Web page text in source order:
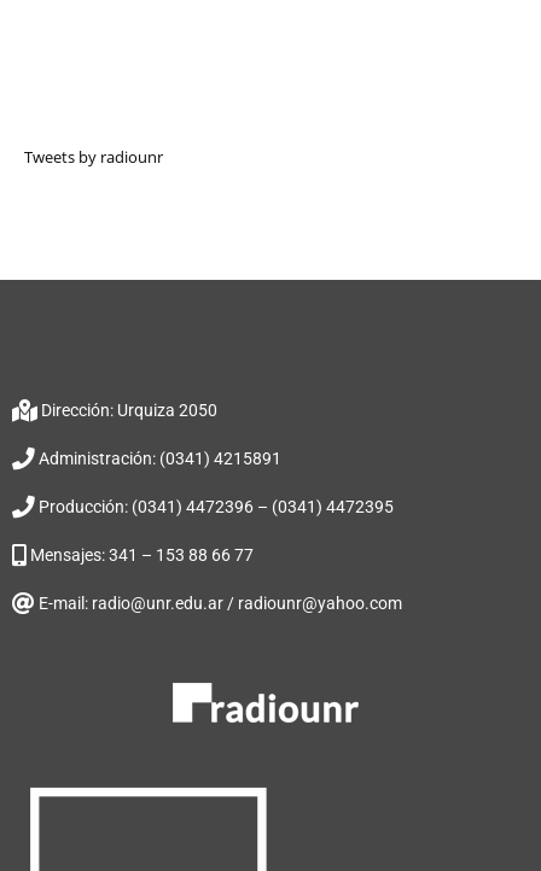
Tweets by radiounr
Dirección: Urquiza 2050
Administración: (0341) 4215891
Producción: (0341) 4472396 – (0341) 4472395
Mensajes: 341 – 153 88 66 77
E-mail: radio@unr.edu.ar / radiounr@yahoo.com